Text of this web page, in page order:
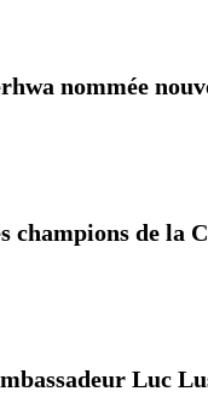
nommée
champions de la
Luc